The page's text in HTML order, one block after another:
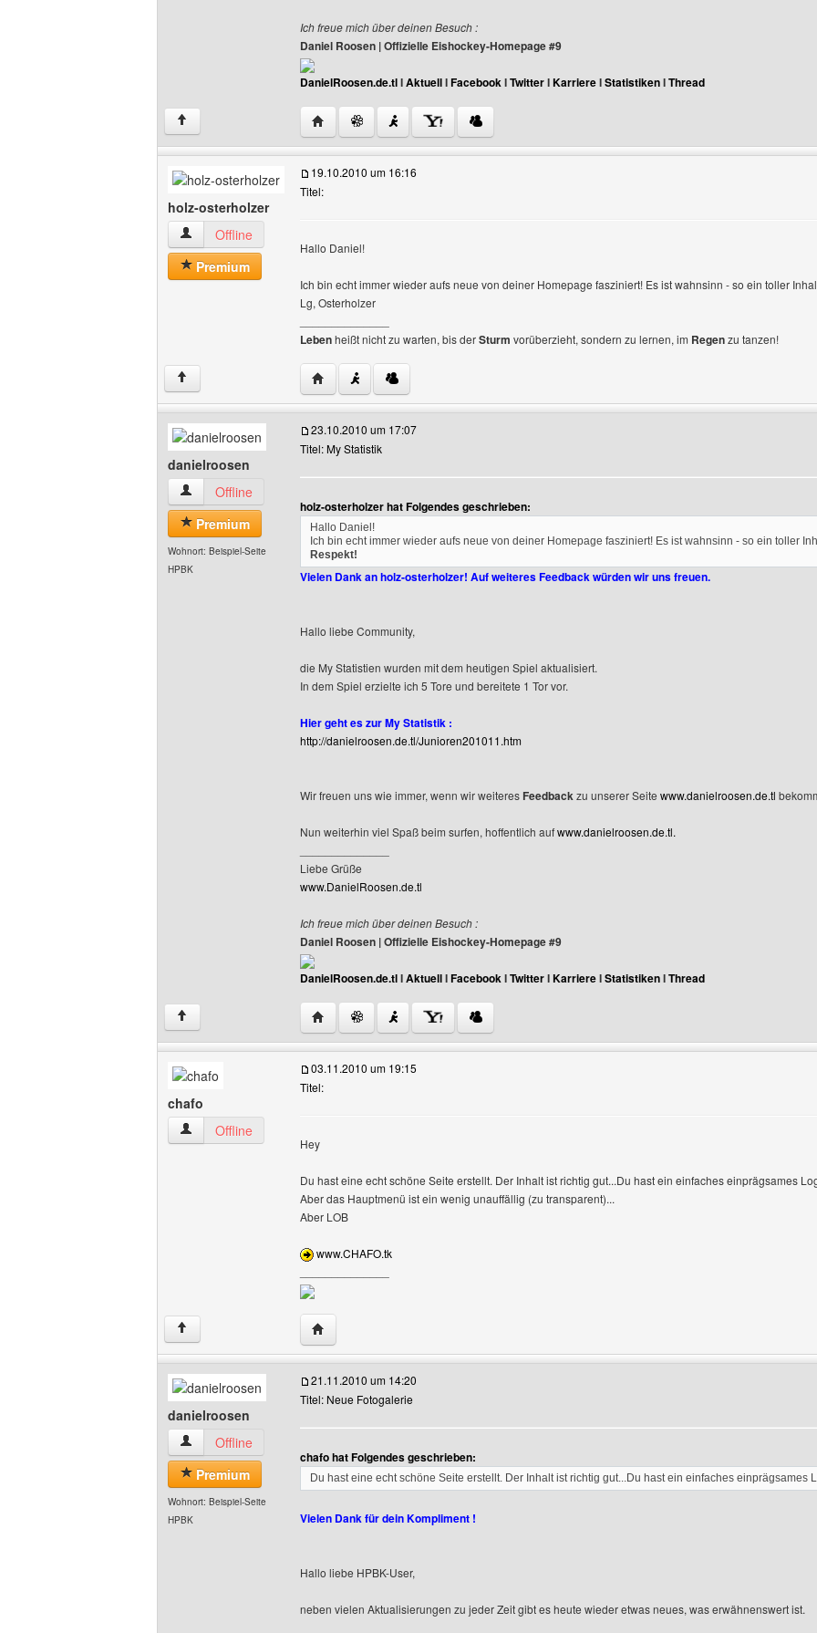
Ich freue mich über deinen Besuch :
Daniel Roosen | Offizielle Eishockey-Homepage #9
DanielRoosen.de.tlIAktuellIFacebookITwitterIKarriereIStatistikenIThread
↑ Website dieses Benutzers besuchen: danielroosen
holz-osterholzer
holz-osterholzer Benutzer-Profile anzeigen
Offline
Premium
19.10.2010 um 16:16
Titel:
Hallo Daniel!
Ich bin echt immer wieder aufs neue von deiner Homepage fasziniert! Es ist wahnsinn - so ein toller
Lg, Osterholzer
Lebenheißt nicht zu warten, bis derSturm vorüberzieht, sondern zu lernen, im Regenzu tanzen!
↑ Website dieses Benutzers besuchen: holz-osterholzer
danielroosen
danielroosen Benutzer-Profile anzeigen
Offline
Premium
Wohnort: Beispiel-Seite
HPBK
23.10.2010 um 17:07
Titel: My Statistik
holz-osterholzer hat Folgendes geschrieben:
Hallo Daniel!
Ich bin echt immer wieder aufs neue von deiner Homepage fasziniert! Es ist wahnsinn - so ein toller
Respekt!
Vielen Dank an holz-osterholzer! Auf weiteres Feedback würden wir uns freuen.
Hallo liebe Community,
die My Statistien wurden mit dem heutigen Spiel aktualisiert.
In dem Spiel erzielte ich 5 Tore und bereitete 1 Tor vor.
Hier geht es zur My Statistik :
http://danielroosen.de.tl/Junioren201011.htm
Wir freuen uns wie immer, wenn wir weiteres Feedbackzu unserer Seite www.danielroosen.de.tl
Nun weiterhin viel Spaß beim surfen, hoffentlich aufwww.danielroosen.de.tl.
Liebe Grüße
www.DanielRoosen.de.tl
Ich freue mich über deinen Besuch :
Daniel Roosen | Offizielle Eishockey-Homepage #9
DanielRoosen.de.tlIAktuellIFacebookITwitterIKarriereIStatistikenIThread
↑ Website dieses Benutzers besuchen: danielroosen
chafo
chafo Benutzer-Profile anzeigen
Offline
03.11.2010 um 19:15
Titel:
Hey
Du hast eine echt schöne Seite erstellt. Der Inhalt ist richtig gut...Du hast ein einfaches einprägsames
Aber das Hauptmenü ist ein wenig unauffällig (zu transparent)...
Aber LOB
www.CHAFO.tk
↑ Website dieses Benutzers besuchen: chafo
danielroosen
danielroosen Benutzer-Profile anzeigen
Offline
Premium
Wohnort: Beispiel-Seite
HPBK
21.11.2010 um 14:20
Titel: Neue Fotogalerie
chafo hat Folgendes geschrieben:
Du hast eine echt schöne Seite erstellt. Der Inhalt ist richtig gut...Du hast ein einfaches einprägsames
Vielen Dank für dein Kompliment !
Hallo liebe HPBK-User,
neben vielen Aktualisierungen zu jeder Zeit gibt es heute wieder etwas neues, was erwähnenswert ist.